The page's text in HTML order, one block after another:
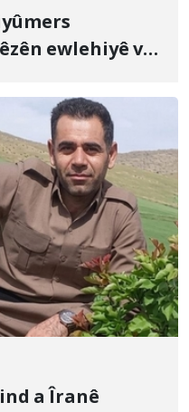
ewlehiyê ve
a Îranê